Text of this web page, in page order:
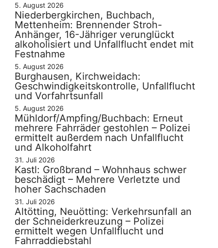
5. August 2026
Niederbergkirchen, Buchbach,
Mettenheim: Brennender Stroh-
Anhänger, 16-Jähriger verunglückt
alkoholisiert und Unfallflucht endet mit
Festnahme
5. August 2026
Burghausen, Kirchweidach:
Geschwindigkeitskontrolle, Unfallflucht
und Vorfahrtsunfall
5. August 2026
Mühldorf/Ampfing/Buchbach: Erneut
mehrere Fahrräder gestohlen – Polizei
ermittelt außerdem nach Unfallflucht
und Alkoholfahrt
31. Juli 2026
Kastl: Großbrand – Wohnhaus schwer
beschädigt – Mehrere Verletzte und
hoher Sachschaden
31. Juli 2026
Altötting, Neuötting: Verkehrsunfall an
der Schneiderkreuzung – Polizei
ermittelt wegen Unfallflucht und
Fahrraddiebstahl